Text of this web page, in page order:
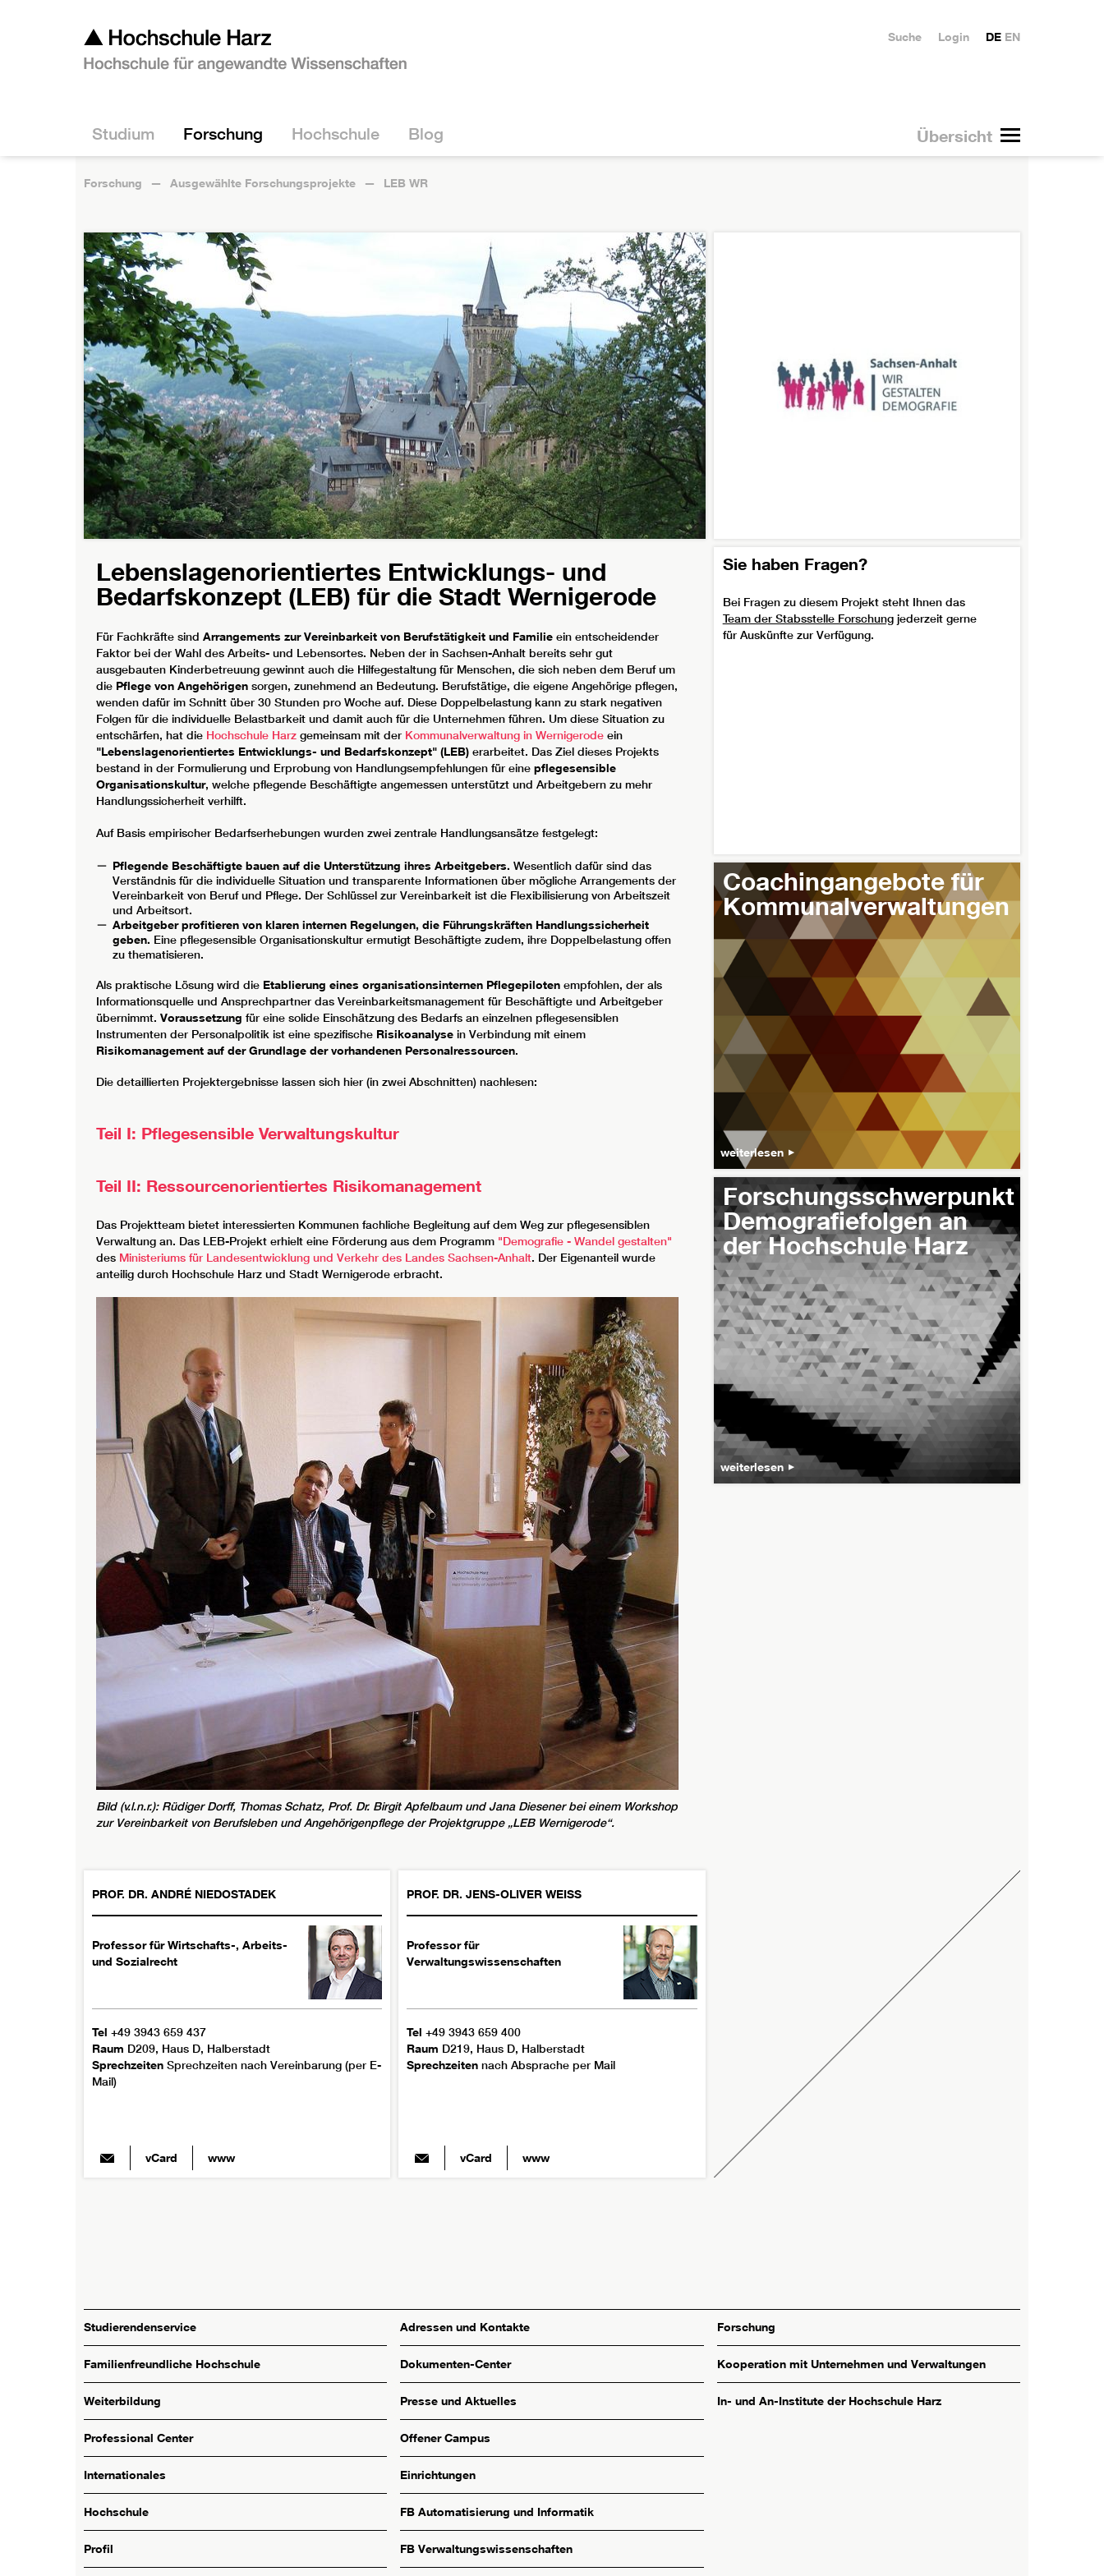
Übersicht
Studium Forschung Hochschule Blog
DE EN
Login
Suche
Forschung Ausgewählte Forschungsprojekte LEB WR
Lebenslagenorientiertes Entwicklungs- und
Bedarfskonzept (LEB) für die Stadt Wernigerode
Für Fachkräfte sind Arrangements zur Vereinbarkeit von Berufstätigkeit und Familie ein entscheidender
Faktor bei der Wahl des Arbeits- und Lebensortes. Neben der in Sachsen-Anhalt bereits sehr gut
ausgebauten Kinderbetreuung gewinnt auch die Hilfegestaltung für Menschen, die sich neben dem Beruf um
die Pflege von Angehörigen sorgen, zunehmend an Bedeutung. Berufstätige, die eigene Angehörige pflegen,
wenden dafür im Schnitt über 30 Stunden pro Woche auf. Diese Doppelbelastung kann zu stark negativen
Folgen für die individuelle Belastbarkeit und damit auch für die Unternehmen führen. Um diese Situation zu
entschärfen, hat die Hochschule Harz gemeinsam mit der Kommunalverwaltung in Wernigerode ein
"Lebenslagenorientiertes Entwicklungs- und Bedarfskonzept" (LEB) erarbeitet. Das Ziel dieses Projekts
bestand in der Formulierung und Erprobung von Handlungsempfehlungen für eine pflegesensible
Organisationskultur, welche pflegende Beschäftigte angemessen unterstützt und Arbeitgebern zu mehr
Handlungssicherheit verhilft.
Auf Basis empirischer Bedarfserhebungen wurden zwei zentrale Handlungsansätze festgelegt:
Pflegende Beschäftigte bauen auf die Unterstützung ihres Arbeitgebers. Wesentlich dafür sind das
Verständnis für die individuelle Situation und transparente Informationen über mögliche Arrangements der
Vereinbarkeit von Beruf und Pflege. Der Schlüssel zur Vereinbarkeit ist die Flexibilisierung von Arbeitszeit
und Arbeitsort.
Arbeitgeber profitieren von klaren internen Regelungen, die Führungskräften Handlungssicherheit
geben. Eine pflegesensible Organisationskultur ermutigt Beschäftigte zudem, ihre Doppelbelastung offen
zu thematisieren.
Als praktische Lösung wird die Etablierung eines organisationsinternen Pflegepiloten empfohlen, der als
Informationsquelle und Ansprechpartner das Vereinbarkeitsmanagement für Beschäftigte und Arbeitgeber
übernimmt. Voraussetzung für eine solide Einschätzung des Bedarfs an einzelnen pflegesensiblen
Instrumenten der Personalpolitik ist eine spezifische Risikoanalyse in Verbindung mit einem
Risikomanagement auf der Grundlage der vorhandenen Personalressourcen.
Die detaillierten Projektergebnisse lassen sich hier (in zwei Abschnitten) nachlesen:
Teil I: Pflegesensible Verwaltungskultur
Teil II: Ressourcenorientiertes Risikomanagement
Das Projektteam bietet interessierten Kommunen fachliche Begleitung auf dem Weg zur pflegesensiblen
Verwaltung an. Das LEB-Projekt erhielt eine Förderung aus dem Programm "Demografie - Wandel gestalten"
des Ministeriums für Landesentwicklung und Verkehr des Landes Sachsen-Anhalt. Der Eigenanteil wurde
anteilig durch Hochschule Harz und Stadt Wernigerode erbracht.
Bild (v.l.n.r.): Rüdiger Dorff, Thomas Schatz, Prof. Dr. Birgit Apfelbaum und Jana Diesener bei einem Workshop
zur Vereinbarkeit von Berufsleben und Angehörigenpflege der Projektgruppe „LEB Wernigerode“.
Sie haben Fragen?
Bei Fragen zu diesem Projekt steht Ihnen das
Team der Stabsstelle Forschungjederzeit gerne
für Auskünfte zur Verfügung.
Coachingangebote für
Kommunalverwaltungen
weiterlesen
Forschungsschwerpunkt
Demografiefolgen an
der Hochschule Harz
weiterlesen
PROF. DR. ANDRÉ NIEDOSTADEK
Professor für Wirtschafts-, Arbeits-
und Sozialrecht
Tel +49 3943 659 437
Raum D209, Haus D, Halberstadt
Sprechzeiten Sprechzeiten nach Vereinbarung (per E-
Mail)
vCard www
PROF. DR. JENS-OLIVER WEISS
Professor für
Verwaltungswissenschaften
Tel+49 3943 659 400
Raum D219, Haus D, Halberstadt
Sprechzeitennach Absprache per Mail
vCard www
Studierendenservice
Familienfreundliche Hochschule
Weiterbildung
Professional Center
Internationales
Hochschule
Profil
Adressen und Kontakte
Dokumenten-Center
Presse und Aktuelles
Offener Campus
Einrichtungen
FB Automatisierung und Informatik
FB Verwaltungswissenschaften
Forschung
Kooperation mit Unternehmen und Verwaltungen
In- und An-Institute der Hochschule Harz